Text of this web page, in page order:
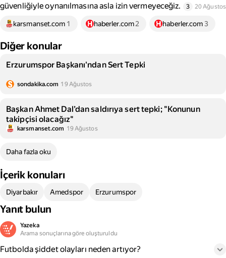
güvenliğiyle oynanılmasına asla izin vermeyeceğiz.
3 20 Ağustos
karsmanset.com 1 haberler.com2 haberler.com3
Diğer konular
Erzurumspor Başkanı'ndan Sert Tepki
sondakika.com 19 Ağustos
Başkan Ahmet Dal’dan saldırıya sert tepki; "Konunun
takipçisi olacağız"
karsmanset.com 19 Ağustos
Daha fazla oku
İçerik konuları
Diyarbakır Amedspor Erzurumspor
Yanıt bulun
Yazeka
Arama sonuçlarına göre oluşturuldu
Futbolda şiddet olayları neden artıyor?